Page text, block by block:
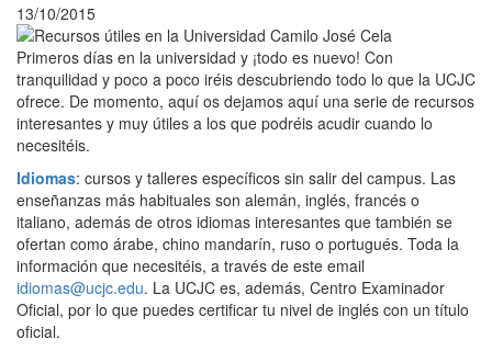
13/10/2015
Primeros días en la universidad y ¡todo es nuevo! Con
tranquilidad y poco a poco iréis descubriendo todo lo que la UCJC
ofrece. De momento, aquí os dejamos aquí una serie de recursos
interesantes y muy útiles a los que podréis acudir cuando lo
necesitéis.
Idiomas: cursos y talleres específicos sin salir del campus. Las
enseñanzas más habituales son alemán, inglés, francés o
italiano, además de otros idiomas interesantes que también se
ofertan como árabe, chino mandarín, ruso o portugués. Toda la
información que necesitéis, a través de este email
idiomas@ucjc.edu. La UCJC es, además, Centro Examinador
Oficial, por lo que puedes certificar tu nivel de inglés con un título
oficial.